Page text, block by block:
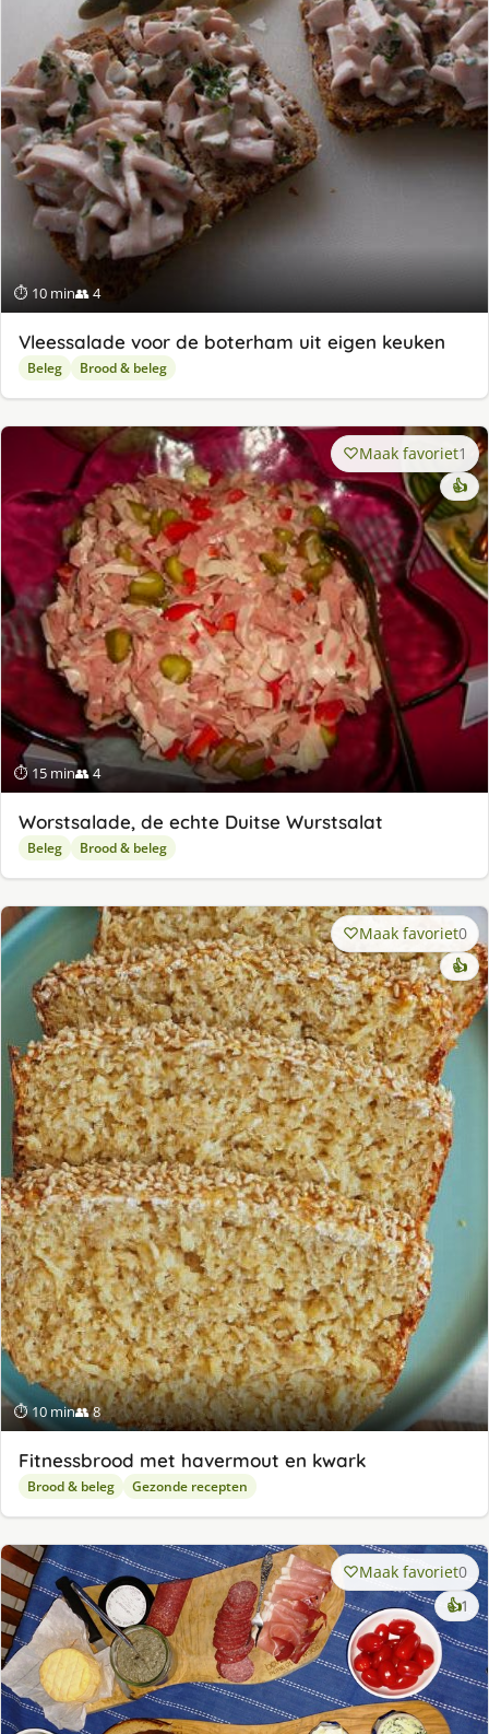
⏱ 10 min👥 4
Vleessalade voor de boterham uit eigen keuken
Beleg Brood & beleg
⏱ 15 min👥 4
Maak favoriet1
👍
Worstsalade, de echte Duitse Wurstsalat
Beleg Brood & beleg
⏱ 10 min👥 8
Maak favoriet0
👍
Fitnessbrood met havermout en kwark
Brood & beleg Gezonde recepten
Maak favoriet0
👍1